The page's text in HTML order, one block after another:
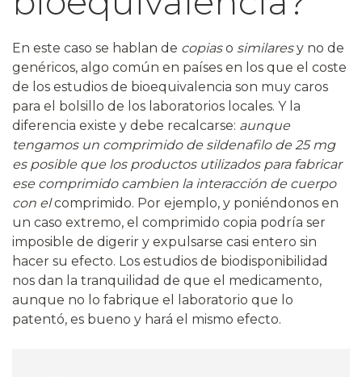
En este caso se hablan de copiaso similaresy no de
genéricos, algo común en países en los que el coste
de los estudios de bioequivalencia son muy caros
para el bolsillo de los laboratorios locales. Y la
diferencia existe y debe recalcarse: aunque
tengamos un comprimido de sildenafilo de 25 mg
es posible que los productos utilizados para fabricar
ese comprimido cambien la interacción de cuerpo
con elcomprimido. Por ejemplo, y poniéndonos en
un caso extremo, el comprimido copia podría ser
imposible de digerir y expulsarse casi entero sin
hacer su efecto. Los estudios de biodisponibilidad
nos dan la tranquilidad de que el medicamento,
aunque no lo fabrique el laboratorio que lo
patentó, es bueno y hará el mismo efecto.